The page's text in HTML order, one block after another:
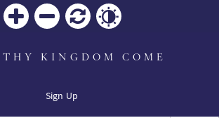
THY KINGDOM COME
Sign Up